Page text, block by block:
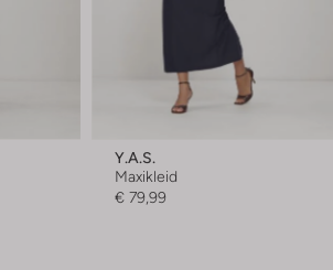
Y.a.s.
Maxikleid
€ 79,99